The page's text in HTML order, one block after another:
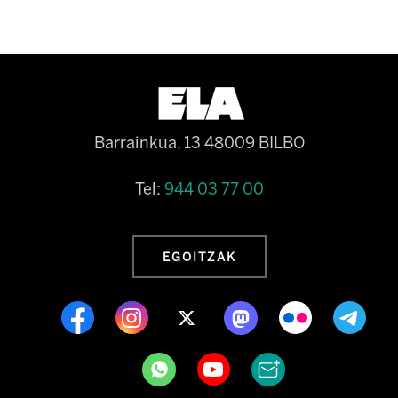
Barrainkua, 13 48009 BILBO
Tel: 944 03 77 00
EGOITZAK